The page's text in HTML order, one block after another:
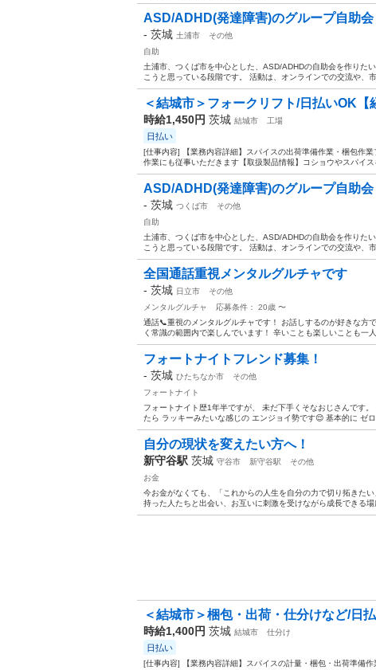
ASD/ADHD(発達障害)のグループ自助
- 茨城 土浦市
その他
自助
土浦市、つくば市を中心とした、ASD/ADHDの自助会を作りた
こうと思っている段階です。 活動は、オンラインでの交流や、
＜結城市＞フォークリフト/日払いOK
時給1,450円 茨城 結城市 工場
日払い
[仕事内容] 【業務内容詳細】スパイスの出荷準備作業・梱包作
作業にも従事いただきます【取扱製品情報】コショウやスパイ
ASD/ADHD(発達障害)のグループ自助
- 茨城 つくば市
その他
自助
土浦市、つくば市を中心とした、ASD/ADHDの自助会を作りた
こうと思っている段階です。 活動は、オンラインでの交流や、
全国通話重視メンタルグルチャです
- 茨城 日立市
その他
メンタルグルチャ
応募条件： 20歳 〜
通話📞重視のメンタルグルチャです！ お話しするのが好きな方
く常識の範囲内で楽しんでいます！ 辛いことも楽しいことも一
フォートナイトフレンド募集！
- 茨城 ひたちなか市
その他
フォートナイト
フォートナイト歴1年半ですが、 未だ下手くそなおじさんです
たら ラッキーみたいな感じの エンジョイ勢です😌 基本的に ゼ
自分の現状を変えたい方へ！
新守谷駅 茨城 守谷市 新守谷駅
その他
お金
今お金がなくても、「これからの人生を自分の力で切り拓きた
持った人たちと出会い、お互いに刺激を受けながら成長できる
＜結城市＞梱包・出荷・仕分けなど/日
時給1,400円 茨城 結城市 仕分け
日払い
[仕事内容] 【業務内容詳細】スパイスの計量・梱包・出荷準備